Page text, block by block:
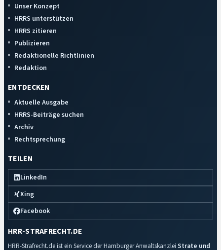
Unser Konzept
HRRS unterstützen
HRRS zitieren
Publizieren
Redaktionelle Richtlinien
Redaktion
ENTDECKEN
Aktuelle Ausgabe
HRRS-Beiträge suchen
Archiv
Rechtsprechung
TEILEN
LinkedIn
Xing
Facebook
HRR-STRAFRECHT.DE
HRR-Strafrecht.de ist ein Service der Hamburger Anwaltskanzlei Strate und